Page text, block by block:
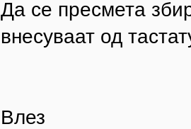
Да се пресмета
внесуваат од
Влез